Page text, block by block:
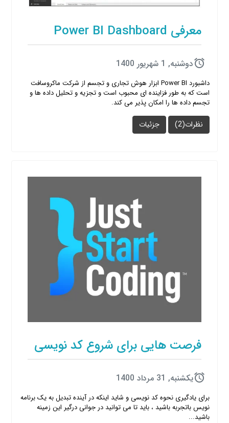
معرفی Power BI Dashboard
دوشنبه, 1 شهریور 1400
داشبورد Power BI ابزار هوش تجاری و تجسم از شرکت ماکروسافت
است که به طور فزاینده ای محبوب است و تجزیه و تحلیل داده ها و
تجسم داده ها را امکان پذیر می کند.
نظرات(2) جزئیات
فرصت هایی برای شروع کد نویسی
يكشنبه, 31 مرداد 1400
برای یادگیری نحوه کد نویسی و شاید اینکه در آینده تبدیل به یک برنامه
نویس باتجربه باشید ، باید تا می توانید در جوانی درگیر این زمینه
باشید...